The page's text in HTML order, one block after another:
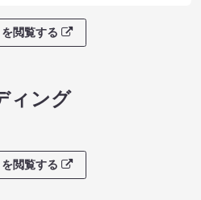
閲覧する
ィング
閲覧する